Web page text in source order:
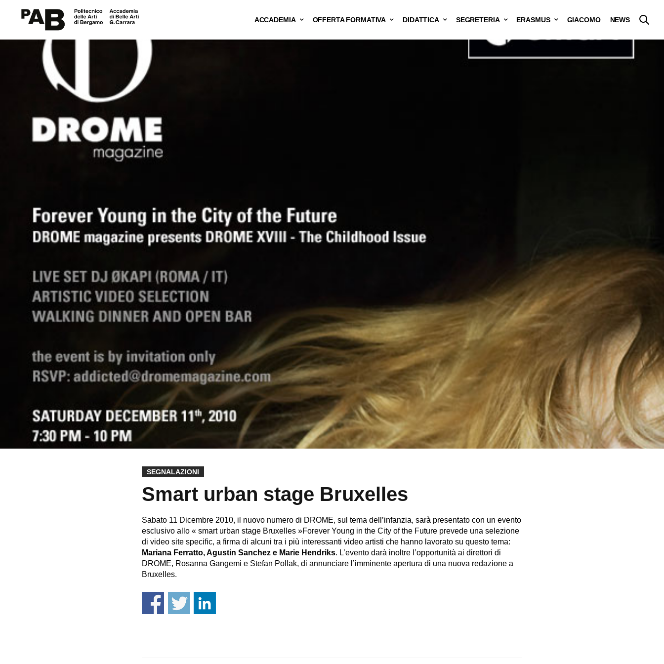
ACCADEMIA OFFERTA FORMATIVA DIDATTICA SEGRETERIA ERASMUS GIACOMO NEWS
SEGNALAZIONI
Smart urban stage Bruxelles
Sabato 11 Dicembre 2010, il nuovo numero di DROME, sul tema dell’infanzia, sarà presentato con un evento
esclusivo allo « smart urban stage Bruxelles »Forever Young in the City of the Future prevede una selezione
di video site specific, a firma di alcuni tra i più interessanti video artisti che hanno lavorato su questo tema:
Mariana Ferratto, Agustin Sanchez e Marie Hendriks. L’evento darà inoltre l’opportunità ai direttori di
DROME, Rosanna Gangemi e Stefan Pollak, di annunciare l’imminente apertura di una nuova redazione a
Bruxelles.